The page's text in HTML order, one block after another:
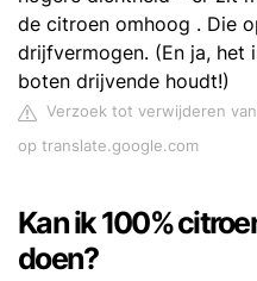
de citroen omhoog . Die
drijfvermogen. (En ja, het
boten drijvende houdt!)
Verzoek tot verwijderen
op translate.google.com
Kan ik 100%
doen?